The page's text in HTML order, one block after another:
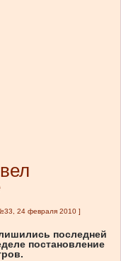
24 февраля 2010 ]
последней
постановление